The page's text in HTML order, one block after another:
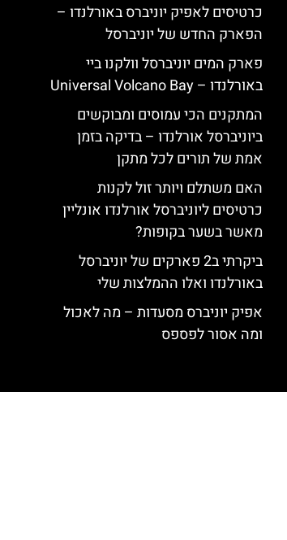
כרטיסים לאפיק יוניברס באורלנדו –
הפארק החדש של יוניברסל
פארק המים יוניברסל וולקנו ביי
באורלנדו – Universal Volcano Bay
המתקנים הכי עמוסים ומבוקשים
ביוניברסל אורלנדו – בדיקה בזמן
אמת של תורים לכל מתקן
האם משתלם ויותר זול לקנות
כרטיסים ליוניברסל אורלנדו אונליין
מאשר בשער בקופות?
ביקרתי ב2 פארקים של יוניברסל
באורלנדו ואלו ההמלצות שלי
אפיק יוניברס מסעדות – מה לאכול
ומה אסור לפספס